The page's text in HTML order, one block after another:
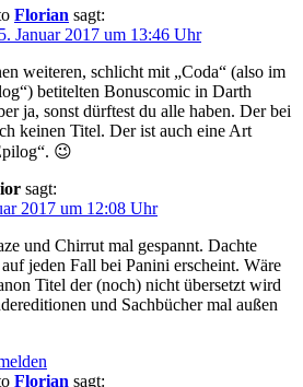
Florian sagt:
Januar 2017 um 13:46 Uhr
weiteren, schlicht mit „Coda“ (also im
betitelten Bonuscomic in Darth
ja, sonst dürftest du alle haben. Der bei
keinen Titel. Der ist auch eine Art
😉
sagt:
2017 um 12:08 Uhr
und Chirrut mal gespannt. Dachte
jeden Fall bei Panini erscheint. Wäre
Titel der (noch) nicht übersetzt wird
und Sachbücher mal außen
Florian sagt: